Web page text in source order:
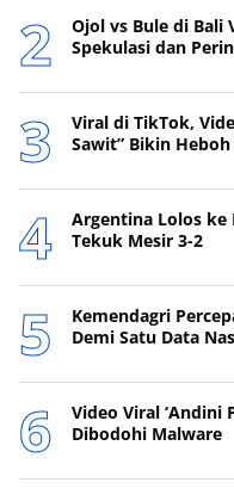
Ojol vs Bule di Bali
Spekulasi dan
Viral di TikTok,
Sawit” Bikin
Argentina Lolos ke
Tekuk Mesir 3-2
Kemendagri
Demi Satu Data
Video Viral ‘Andini
Dibodohi Malware